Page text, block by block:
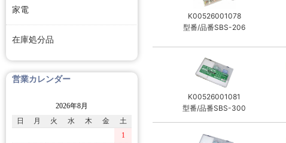
家電
在庫処分品
営業カレンダー
2026年8月
日
月 火 水 木 金
土
1
K00526001078
型番/品番SBS-206
K00526001081
型番/品番SBS-300